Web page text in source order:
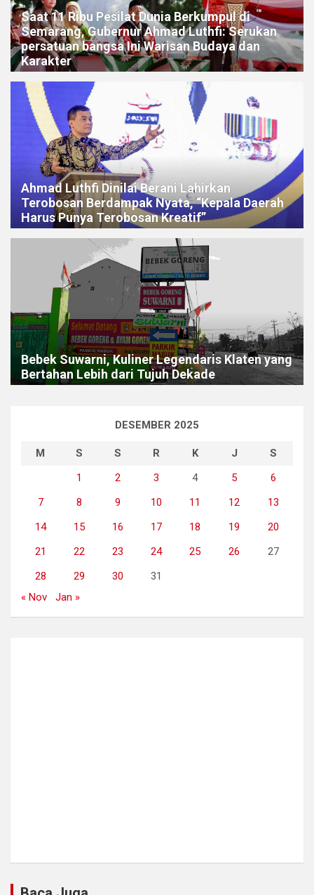
Saat 11 Ribu Pesilat Dunia Berkumpul di
Semarang, Gubernur Ahmad Luthfi: Serukan
persatuan bangsa Ini Warisan Budaya dan
Karakter
Ahmad Luthfi Dinilai Berani Lahirkan
Terobosan Berdampak Nyata, “Kepala Daerah
Harus Punya Terobosan Kreatif”
Bebek Suwarni, Kuliner Legendaris Klaten yang
Bertahan Lebih dari Tujuh Dekade
DESEMBER 2025
M S S R K J
S
1
2 3 4 5
6
7
8 9 10 11 12
13
14
15 16 17 18 19
20
21
22 23 24 25 26
27
28
29 30
31
« Nov
Jan »